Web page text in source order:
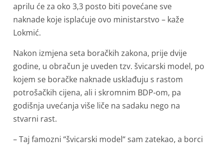
aprilu će za oko 3,3 posto biti povećane sve
naknade koje isplaćuje ovo ministarstvo – kaže
Lokmić.
Nakon izmjena seta boračkih zakona, prije dvije
godine, u obračun je uveden tzv. švicarski model, po
kojem se boračke naknade usklađuju s rastom
potrošačkih cijena, ali i skromnim BDP-om, pa
godišnja uvećanja više liče na sadaku nego na
stvarni rast.
– Taj famozni “švicarski model“ sam zatekao, a borci